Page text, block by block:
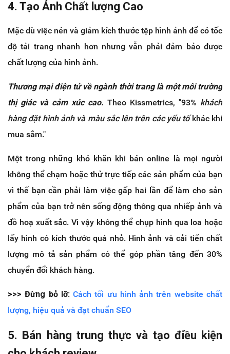
4. Tạo Ảnh Chất lượng Cao
Mặc dù việc nén và giảm kích thước tệp hình ảnh để có tốc
độ tải trang nhanh hơn nhưng vẫn phải đảm bảo được
chất lượng của hình ảnh.
Thương mại điện tử về ngành thời trang là một môi trường
thị giác và cảm xúc cao. Theo Kissmetrics, "93% khách
hàng đặt hình ảnh và màu sắc lên trên các yếu tố khác khi
mua sắm."
Một trong những khó khăn khi bán online là mọi người
không thể chạm hoặc thử trực tiếp các sản phẩm của bạn
vì thế bạn cần phải làm việc gấp hai lần để làm cho sản
phẩm của bạn trở nên sống động thông qua nhiếp ảnh và
đồ hoạ xuất sắc. Vì vậy không thể chụp hình qua loa hoặc
lấy hình có kích thước quá nhỏ. Hình ảnh và cải tiến chất
lượng mô tả sản phẩm có thể góp phần tăng đến 30%
chuyển đổi khách hàng.
>>> Đừng bỏ lỡ: Cách tối ưu hình ảnh trên website chất
lượng, hiệu quả và đạt chuẩn SEO
5. Bán hàng trung thực và tạo điều kiện